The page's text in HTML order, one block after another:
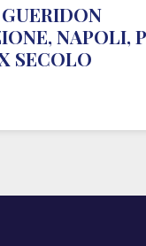
NAPOLI,
SECOLO